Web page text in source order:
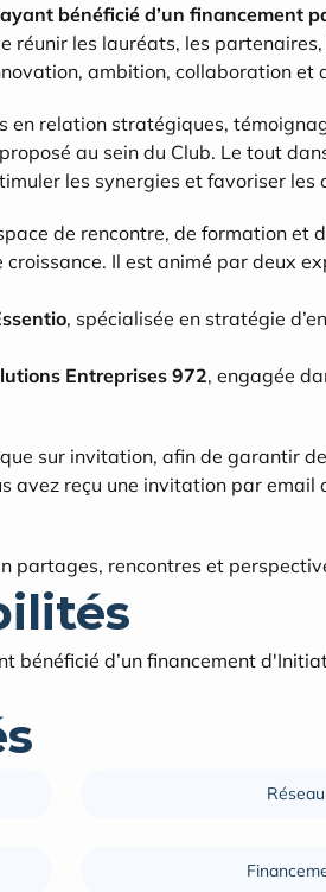
bénéficié d’un financement
réunir les lauréats, les
ambition, collaboration et
en relation stratégiques,
au sein du Club. Le tout
les synergies et favoriser les
de rencontre, de formation et
Il est animé par deux
, spécialisée en stratégie
Entreprises 972, engagée
sur invitation, afin de garantir
reçu une invitation par email
partages, rencontres et
bénéficié d’un financement
Réseau